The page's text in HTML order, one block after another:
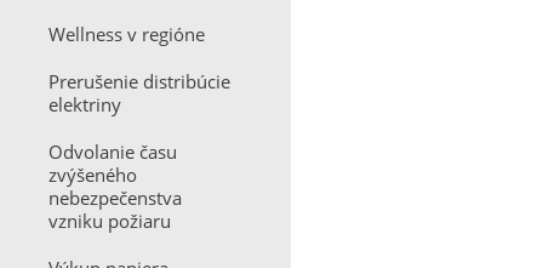
Wellness v regióne
Prerušenie distribúcie
elektriny
Odvolanie času
zvýšeného
nebezpečenstva
vzniku požiaru